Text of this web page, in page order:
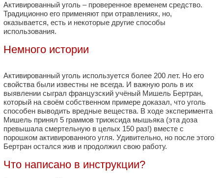
Активированный уголь – проверенное временем средство.
Традиционно его применяют при отравлениях, но,
оказывается, есть и некоторые другие способы
использования.
Немного истории
Активированный уголь используется более 200 лет. Но его
свойства были известны не всегда. И важную роль в их
выявлении сыграл французский учёный Мишель Бертран,
который на своём собственном примере доказал, что уголь
способен выводить вредные вещества. В ходе эксперимента
Мишель принял 5 граммов триоксида мышьяка (эта доза
превышала смертельную в целых 150 раз!) вместе с
порошком активированного угля. Удивительно, но после этого
Бертран остался жив и продолжил свою работу.
Что написано в инструкции?